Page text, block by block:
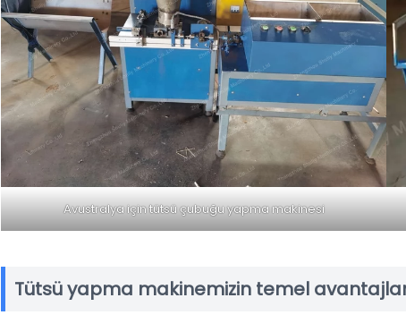
Avustralya için tütsü çubuğu yapma makinesi
Tütsü yapma makinemizin temel